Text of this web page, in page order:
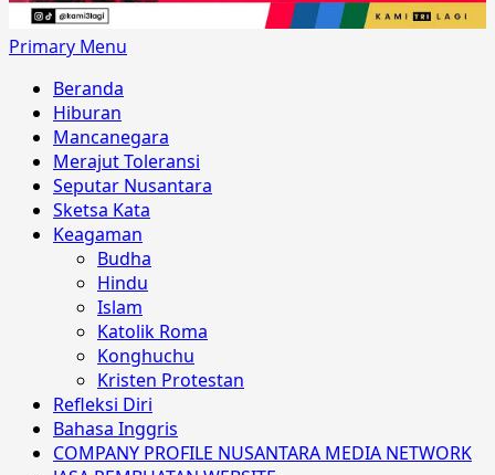
Primary Menu
Beranda
Hiburan
Mancanegara
Merajut Toleransi
Seputar Nusantara
Sketsa Kata
Keagaman
Budha
Hindu
Islam
Katolik Roma
Konghuchu
Kristen Protestan
Refleksi Diri
Bahasa Inggris
COMPANY PROFILE NUSANTARA MEDIA NETWORK